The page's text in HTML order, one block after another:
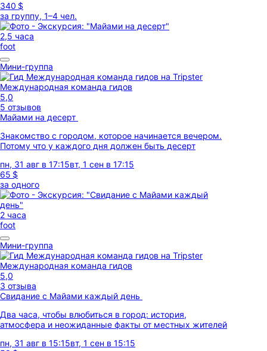
340 $
за группу, 1–4 чел.
2,5 часа
foot
Мини-группа
Международная команда гидов
5,0
5 отзывов
Майами на десерт
Знакомство с городом, которое начинается вечером.
Потому что у каждого дня должен быть десерт
пн, 31 авг в 17:15вт, 1 сен в 17:15
65 $
за одного
2 часа
foot
Мини-группа
Международная команда гидов
5,0
3 отзыва
Свидание с Майами каждый день
Два часа, чтобы влюбиться в город: история,
атмосфера и неожиданные факты от местных жителей
пн, 31 авг в 15:15вт, 1 сен в 15:15